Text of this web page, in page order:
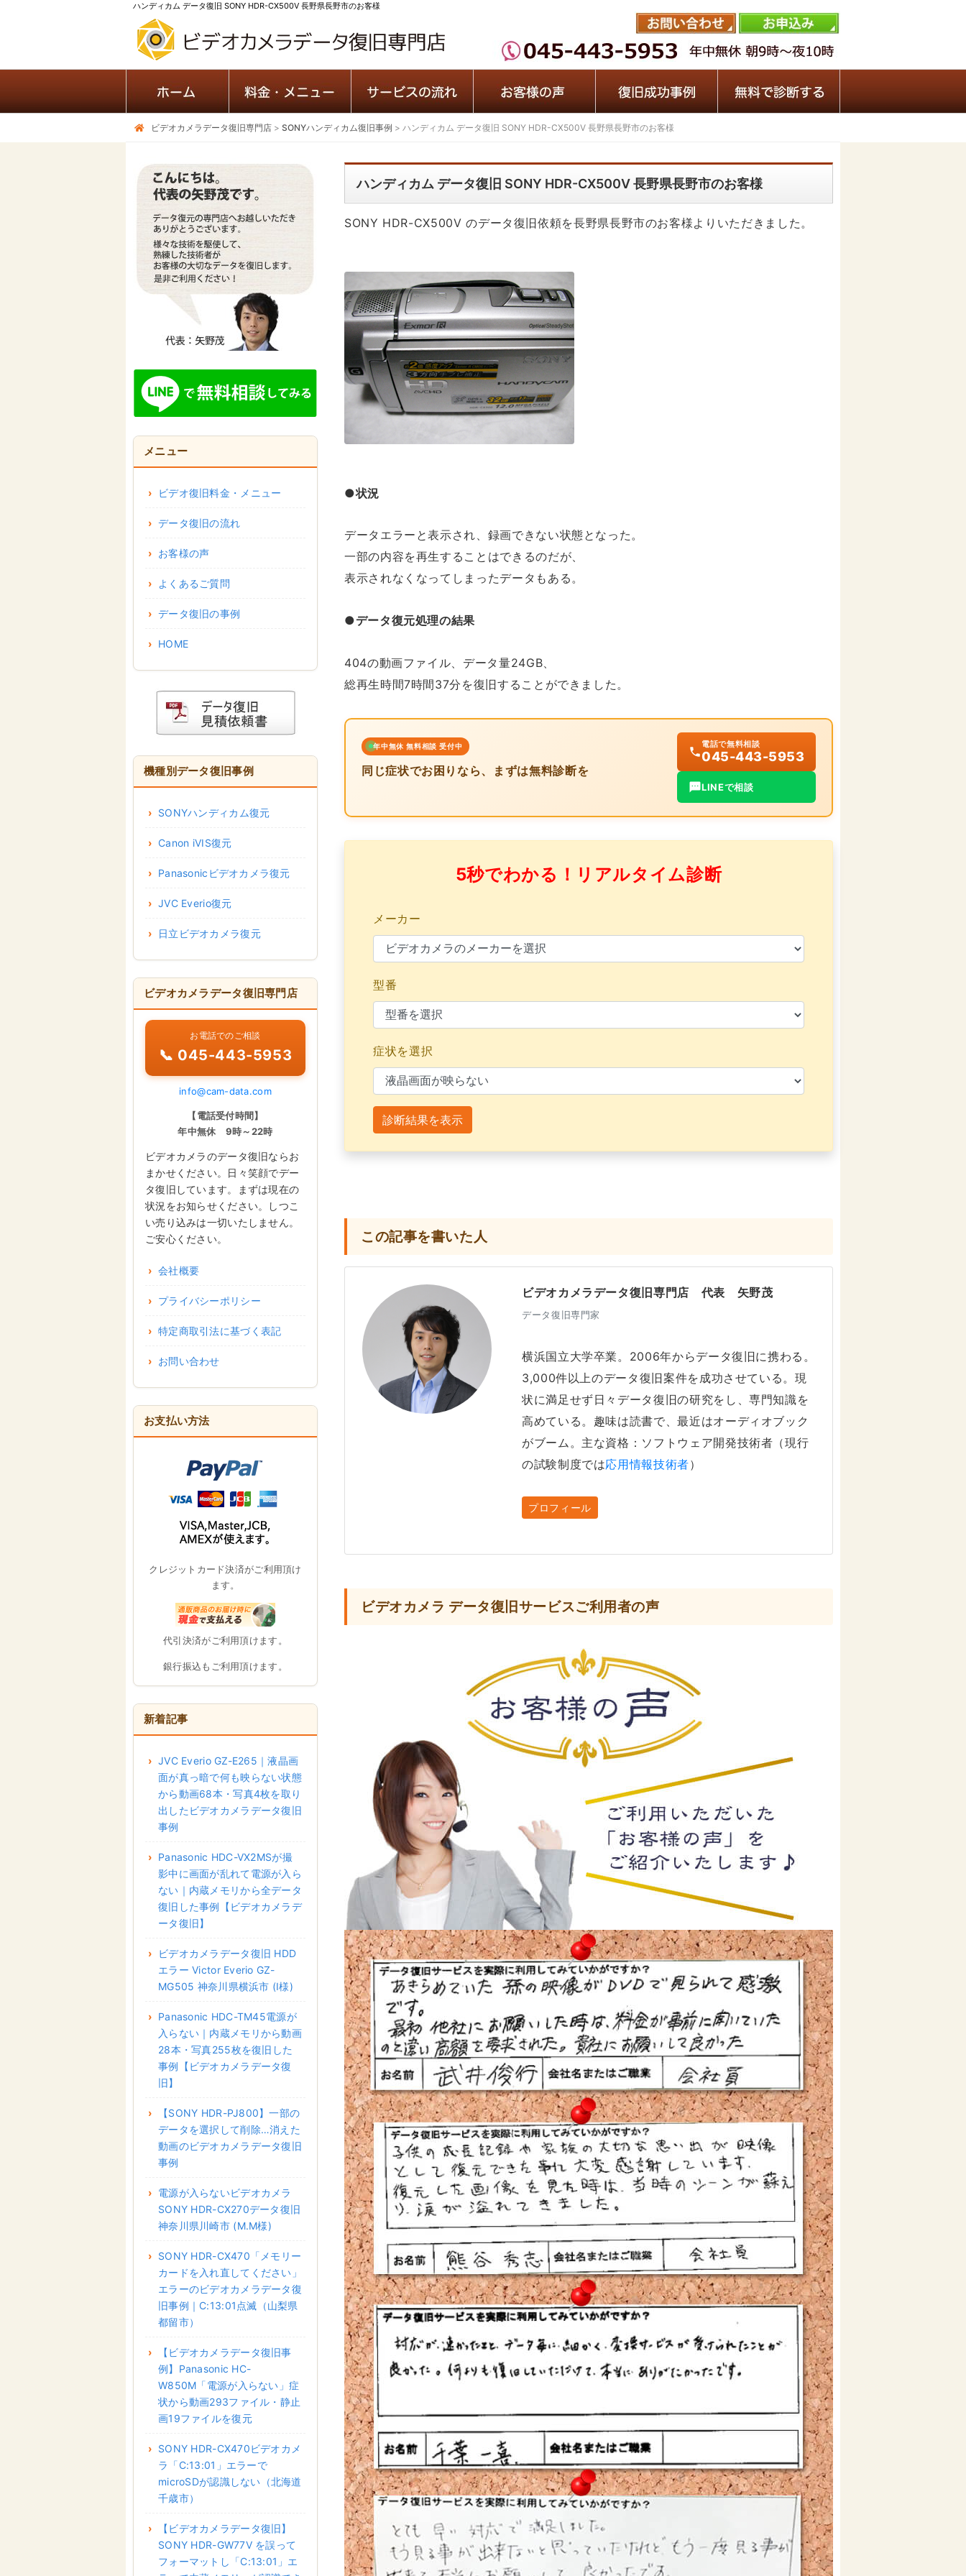
ハンディカム データ復旧 SONY HDR-CX500V 長野県長野市のお客様
ビデオカメラデータ復旧専門店 > SONYハンディカム復旧事例 > ハンディカム データ復旧 SONY HDR-CX500V 長野県長野市のお客様
ハンディカム データ復旧 SONY HDR-CX500V 長野県長野市のお客様
SONY HDR-CX500V のデータ復旧依頼を長野県長野市のお客様よりいただきました。
●状況
データエラーと表示され、録画できない状態となった。
一部の内容を再生することはできるのだが、
表示されなくなってしまったデータもある。
●データ復元処理の結果
404の動画ファイル、データ量24GB、
総再生時間7時間37分を復旧することができました。
年中無休 無料相談 受付中
同じ症状でお困りなら、まずは無料診断を
電話で無料相談
045-443-5953
LINEで相談
5秒でわかる！リアルタイム診断
メーカー
型番
症状を選択
診断結果を表示
この記事を書いた人
ビデオカメラデータ復旧専門店 代表 矢野茂
データ復旧専門家
横浜国立大学卒業。2006年からデータ復旧に携わる。
3,000件以上のデータ復旧案件を成功させている。現
状に満足せず日々データ復旧の研究をし、専門知識を
高めている。趣味は読書で、最近はオーディオブック
がブーム。主な資格：ソフトウェア開発技術者（現行
の試験制度では応用情報技術者）
プロフィール
ビデオカメラ データ復旧サービスご利用者の声
メニュー
ビデオ復旧料金・メニュー
データ復旧の流れ
お客様の声
よくあるご質問
データ復旧の事例
HOME
機種別データ復旧事例
SONYハンディカム復元
Canon iVIS復元
Panasonicビデオカメラ復元
JVC Everio復元
日立ビデオカメラ復元
ビデオカメラデータ復旧専門店
お電話でのご相談
📞 045-443-5953
info@cam-data.com
【電話受付時間】
年中無休 9時～22時
ビデオカメラのデータ復旧ならお
まかせください。日々笑顔でデー
タ復旧しています。まずは現在の
状況をお知らせください。しつこ
い売り込みは一切いたしません。
ご安心ください。
会社概要
プライバシーポリシー
特定商取引法に基づく表記
お問い合わせ
お支払い方法
クレジットカード決済がご利用頂け
ます。
代引決済がご利用頂けます。
銀行振込もご利用頂けます。
新着記事
JVC Everio GZ-E265｜液晶画
面が真っ暗で何も映らない状態
から動画68本・写真4枚を取り
出したビデオカメラデータ復旧
事例
Panasonic HDC-VX2MSが撮
影中に画面が乱れて電源が入ら
ない｜内蔵メモリから全データ
復旧した事例【ビデオカメラデ
ータ復旧】
ビデオカメラデータ復旧 HDD
エラー Victor Everio GZ-
MG505 神奈川県横浜市 (I様)
Panasonic HDC-TM45電源が
入らない｜内蔵メモリから動画
28本・写真255枚を復旧した
事例【ビデオカメラデータ復
旧】
【SONY HDR-PJ800】一部の
データを選択して削除…消えた
動画のビデオカメラデータ復旧
事例
電源が入らないビデオカメラ
SONY HDR-CX270データ復旧
神奈川県川崎市 (M.M様)
SONY HDR-CX470「メモリー
カードを入れ直してください」
エラーのビデオカメラデータ復
旧事例｜C:13:01点滅（山梨県
都留市）
【ビデオカメラデータ復旧事
例】Panasonic HC-
W850M「電源が入らない」症
状から動画293ファイル・静止
画19ファイルを復元
SONY HDR-CX470ビデオカメ
ラ「C:13:01」エラーで
microSDが認識しない（北海道
千歳市）
【ビデオカメラデータ復旧】
SONY HDR-GW77V を誤って
フォーマットし「C:13:01」エ